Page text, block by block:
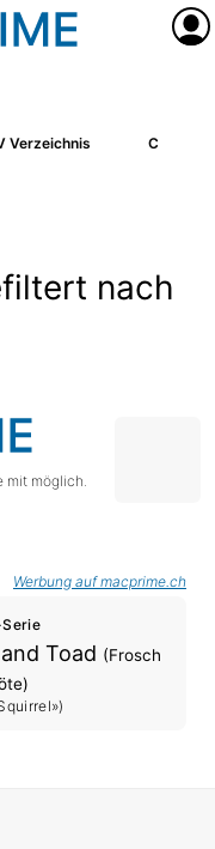
Verzeichnis Cast/
nach
mit möglich.
Werbung auf macprime.ch
Toad (Frosch